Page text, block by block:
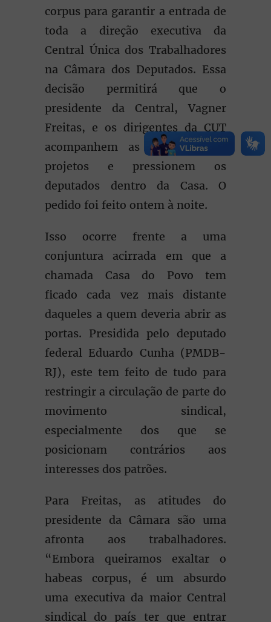
corpus para garantir a entrada de
toda a direção executiva da
Central Única dos Trabalhadores
na Câmara dos Deputados. Essa
decisão permitirá que o
presidente da Central, Vagner
Freitas, e os dirigentes da CUT
acompanhem as votações dos
projetos e pressionem os
deputados dentro da Casa. O
pedido foi feito ontem à noite.
Isso ocorre frente a uma
conjuntura acirrada em que a
chamada Casa do Povo tem
ficado cada vez mais distante
daqueles a quem deveria abrir as
portas. Presidida pelo deputado
federal Eduardo Cunha (PMDB-
RJ), este tem feito de tudo para
restringir a circulação de parte do
movimento sindical,
especialmente dos que se
posicionam contrários aos
interesses dos patrões.
Para Freitas, as atitudes do
presidente da Câmara são uma
afronta aos trabalhadores.
“Embora queiramos exaltar o
habeas corpus, é um absurdo
uma executiva da maior Central
sindical do país ter que entrar